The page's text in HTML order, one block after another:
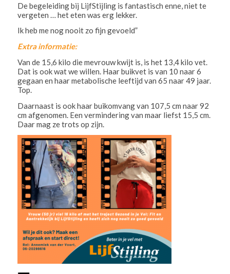
De begeleiding bij LijfStijling is fantastisch enne, niet te
vergeten … het eten was erg lekker.
Ik heb me nog nooit zo fijn gevoeld”
Extra informatie:
Van de 15,6 kilo die mevrouw kwijt is, is het 13,4 kilo vet.
Dat is ook wat we willen. Haar buikvet is van 10 naar 6
gegaan en haar metabolische leeftijd van 65 naar 49 jaar.
Top.
Daarnaast is ook haar buikomvang van 107,5 cm naar 92
cm afgenomen. Een vermindering van maar liefst 15,5 cm.
Daar mag ze trots op zijn.